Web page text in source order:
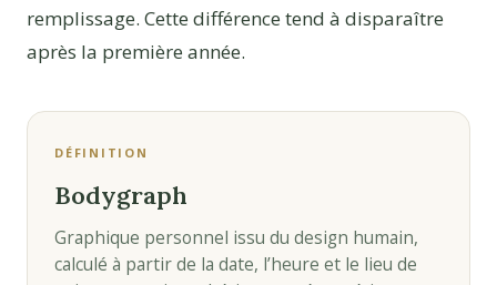
remplissage. Cette différence tend à disparaître
après la première année.
DÉFINITION
Bodygraph
Graphique personnel issu du design humain,
calculé à partir de la date, l’heure et le lieu de